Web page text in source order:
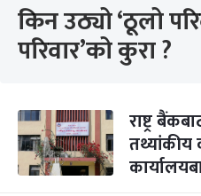
किन उठ्यो ‘ठूलो
परिवार’को कुरा ?
राष्ट्र
तथ्यांकीय